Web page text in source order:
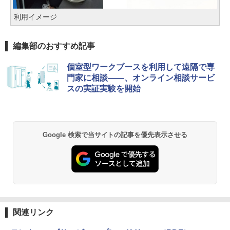
利用イメージ
編集部のおすすめ記事
個室型ワークブースを利用して遠隔で専
門家に相談――、オンライン相談サービ
スの実証実験を開始
Google 検索で当サイトの記事を優先表示させる
関連リンク